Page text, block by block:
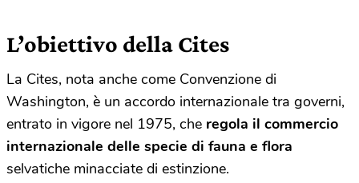
L’obiettivo della Cites
La Cites, nota anche come Convenzione di
Washington, è un accordo internazionale tra governi,
entrato in vigore nel 1975, che regola il commercio
internazionale delle specie di fauna e flora
selvatiche minacciate di estinzione.